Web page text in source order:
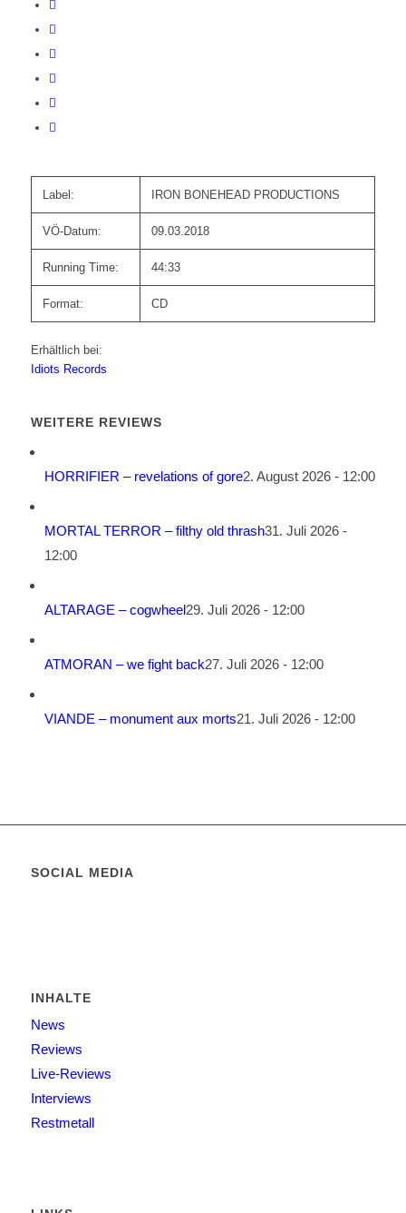
Label: IRON BONEHEAD PRODUCTIONS
VÖ-Datum: 09.03.2018
Running Time: 44:33
Format: CD
Erhältlich bei:
Idiots Records
WEITERE REVIEWS
HORRIFIER – revelations of gore2. August 2026 - 12:00
MORTAL TERROR – filthy old thrash31. Juli 2026 -
12:00
ALTARAGE – cogwheel29. Juli 2026 - 12:00
ATMORAN – we fight back27. Juli 2026 - 12:00
VIANDE – monument aux morts21. Juli 2026 - 12:00
SOCIAL MEDIA
INHALTE
News
Reviews
Live-Reviews
Interviews
Restmetall